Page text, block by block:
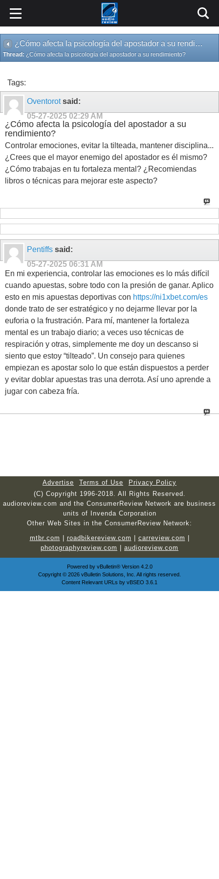
¿Cómo afecta la psicología del apostador a su rendimiento?
Thread: ¿Cómo afecta la psicología del apostador a su rendimiento?
Tags:
Oventorotsaid:
05-27-2025 02:29 AM
¿Cómo afecta la psicología del apostador a su
rendimiento?
Controlar emociones, evitar la tilteada, mantener disciplina...
¿Crees que el mayor enemigo del apostador es él mismo?
¿Cómo trabajas en tu fortaleza mental? ¿Recomiendas
libros o técnicas para mejorar este aspecto?
Pentiffs said:
05-27-2025 06:31 AM
En mi experiencia, controlar las emociones es lo más difícil
cuando apuestas, sobre todo con la presión de ganar. Aplico
esto en mis apuestas deportivas con https://ni1xbet.com/es
donde trato de ser estratégico y no dejarme llevar por la
euforia o la frustración. Para mí, mantener la fortaleza
mental es un trabajo diario; a veces uso técnicas de
respiración y otras, simplemente me doy un descanso si
siento que estoy “tilteado”. Un consejo para quienes
empiezan es apostar solo lo que están dispuestos a perder
y evitar doblar apuestas tras una derrota. Así uno aprende a
jugar con cabeza fría.
Advertise Terms of Use
Privacy Policy
(C) Copyright 1996-2018. All Rights Reserved.
audioreview.com and the ConsumerReview Network are business
units of Invenda Corporation
Other Web Sites in the ConsumerReview Network:
mtbr.com
roadbikereview.com carreview.com
photographyreview.com
audioreview.com
Powered by vBulletin®Version 4.2.0
Copyright © 2026 vBulletin Solutions, Inc. All rights reserved.
Content Relevant URLs by vBSEO 3.6.1